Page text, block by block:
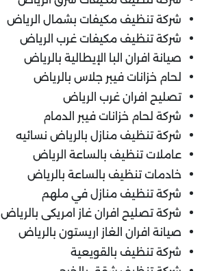
شركة تنظيف مكيفات بشمال الرياض
شركة تنظيف مكيفات غرب الرياض
صيانة افران البا الإيطالية بالرياض
لحام خزانات فيبر جلاس بالرياض
تصليح افران غرب الرياض
شركة لحام خزانات فيبر الدمام
شركة تنظيف منازل بالرياض نسائيه
عاملات تنظيف بالساعة الرياض
خادمات تنظيف بالساعة بالرياض
شركة تنظيف منازل في ملهم
شركة تصليح افران غاز امريكى بالرياض
صيانة افران الغاز اريستون بالرياض
شركة تنظيف بالقويعية